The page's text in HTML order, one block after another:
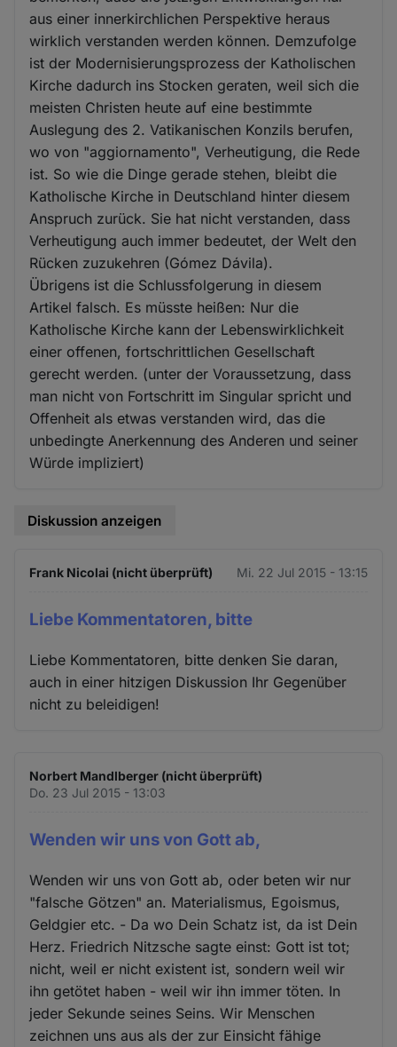
aus einer innerkirchlichen Perspektive heraus
wirklich verstanden werden können. Demzufolge
ist der Modernisierungsprozess der Katholischen
Kirche dadurch ins Stocken geraten, weil sich die
meisten Christen heute auf eine bestimmte
Auslegung des 2. Vatikanischen Konzils berufen,
wo von "aggiornamento", Verheutigung, die Rede
ist. So wie die Dinge gerade stehen, bleibt die
Katholische Kirche in Deutschland hinter diesem
Anspruch zurück. Sie hat nicht verstanden, dass
Verheutigung auch immer bedeutet, der Welt den
Rücken zuzukehren (Gómez Dávila).
Übrigens ist die Schlussfolgerung in diesem
Artikel falsch. Es müsste heißen: Nur die
Katholische Kirche kann der Lebenswirklichkeit
einer offenen, fortschrittlichen Gesellschaft
gerecht werden. (unter der Voraussetzung, dass
man nicht von Fortschritt im Singular spricht und
Offenheit als etwas verstanden wird, das die
unbedingte Anerkennung des Anderen und seiner
Würde impliziert)
Diskussion anzeigen
Frank Nicolai (nicht überprüft) Mi. 22 Jul 2015 - 13:15
Liebe Kommentatoren, bitte
Liebe Kommentatoren, bitte denken Sie daran,
auch in einer hitzigen Diskussion Ihr Gegenüber
nicht zu beleidigen!
Norbert Mandlberger (nicht überprüft)
Do. 23 Jul 2015 - 13:03
Wenden wir uns von Gott ab,
Wenden wir uns von Gott ab, oder beten wir nur
"falsche Götzen" an. Materialismus, Egoismus,
Geldgier etc. - Da wo Dein Schatz ist, da ist Dein
Herz. Friedrich Nitzsche sagte einst: Gott ist tot;
nicht, weil er nicht existent ist, sondern weil wir
ihn getötet haben - weil wir ihn immer töten. In
jeder Sekunde seines Seins. Wir Menschen
zeichnen uns aus als der zur Einsicht fähige